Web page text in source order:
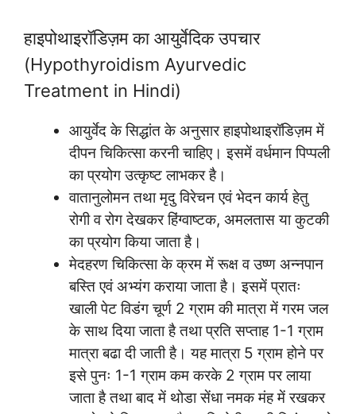
हाइपोथाइरॉडिज़म का आयुर्वेदिक उपचार
(Hypothyroidism Ayurvedic
Treatment in Hindi)
आयुर्वेद के सिद्धांत के अनुसार हाइपोथाइरॉडिज़म में
दीपन चिकित्सा करनी चाहिए। इसमें वर्धमान पिप्पली
का प्रयोग उत्कृष्ट लाभकर है।
वातानुलोमन तथा मृदु विरेचन एवं भेदन कार्य हेतु
रोगी व रोग देखकर हिंग्वाष्टक, अमलतास या कुटकी
का प्रयोग किया जाता है।
मेदहरण चिकित्सा के क्रम में रूक्ष व उष्ण अन्नपान
बस्ति एवं अभ्यंग कराया जाता है। इसमें प्रातः
खाली पेट विडंग चूर्ण 2 ग्राम की मात्रा में गरम जल
के साथ दिया जाता है तथा प्रति सप्ताह 1-1 ग्राम
मात्रा बढा दी जाती है। यह मात्रा 5 ग्राम होने पर
इसे पुनः 1-1 ग्राम कम करके 2 ग्राम पर लाया
जाता है तथा बाद में थोडा सेंधा नमक मंह में रखकर